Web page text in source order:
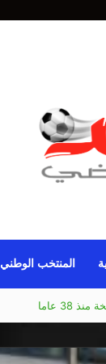
المنتخب الوطني
مدريد؟